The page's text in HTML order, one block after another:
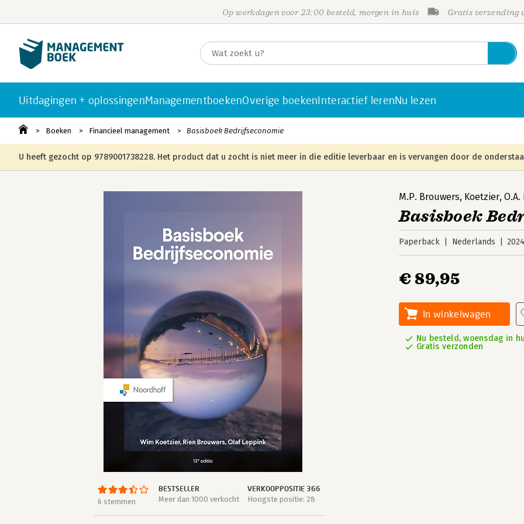
Op werkdagen voor 23:00 besteld, morgen in huis Gratis verzending
Uitdagingen + oplossingenManagementboekenOverige boekenInteractief lerenNu lezen
Boeken Financieel management Basisboek Bedrijfseconomie
U heeft gezocht op 9789001738228. Het product dat u zocht is niet meer in die editie leverbaar en is vervangen door de
6 stemmen
BESTSELLER
Meer dan 1000 verkocht
VERKOOPPOSITIE 366
Hoogste positie: 28
M.P. Brouwers, Koetzier,
Basisboek
Paperback Nederlands
€ 89,95
In winkelwagen
Nu besteld, woensdag in
Gratis verzonden